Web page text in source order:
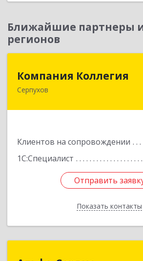
Ближайшие партнеры
регионов
Компания Коллегия
Серпухов
Клиентов на сопровождении
1С:Специалист
Отправить
Показать контакты
142211, Московская обл,
Отправить
Назад